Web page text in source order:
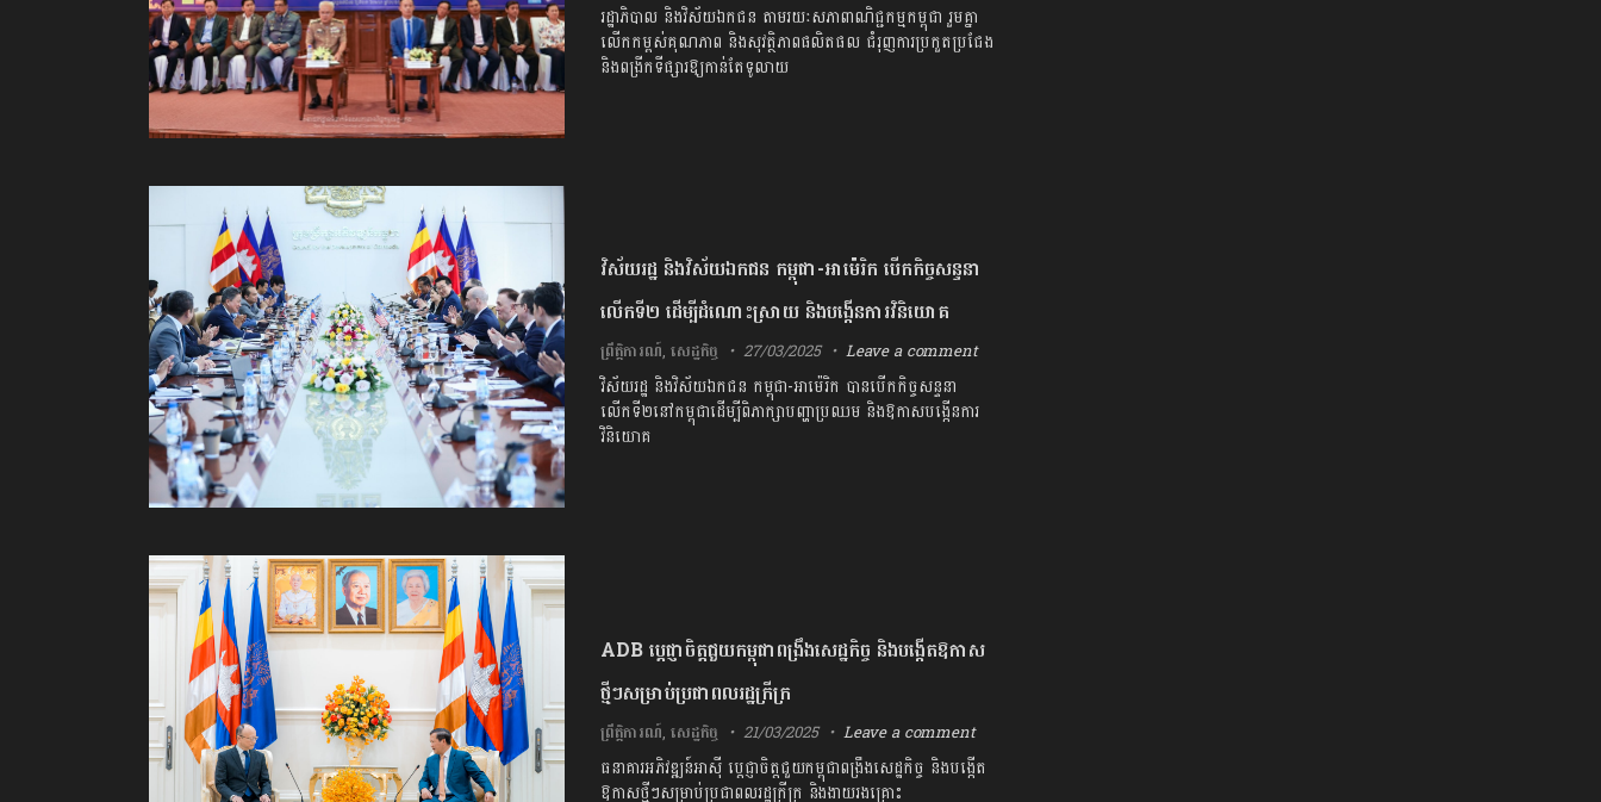
រដ្ឋាភិបាល និងវិស័យឯកជន តាមរយៈសភាពាណិជ្ជកម្មកម្ពុជា រួមគ្នា
លើកកម្ពស់គុណភាព និងសុវត្ថិភាពផលិតផល ជំរុញការប្រកួតប្រជែង
និងពង្រីកទីផ្សារឱ្យកាន់តែទូលាយ
វិស័យរដ្ឋ និងវិស័យឯកជន កម្ពុជា-អាម៉េរិក បើកកិច្ចសន្ទនា
លើកទី២ ដើម្បីដំណោះស្រាយ និងបង្កើនការវិនិយោគ
ព្រឹត្តិការណ៍, សេដ្ឋកិច្ច 27/03/2025 Leave a comment
វិស័យរដ្ឋ និងវិស័យឯកជន កម្ពុជា-អាម៉េរិក បានបើកកិច្ចសន្ទនា
លើកទី២នៅកម្ពុជាដើម្បីពិភាក្សាបញ្ហាប្រឈម និងឱកាសបង្កើនការ
វិនិយោគ
ADB ប្តេជ្ញាចិត្តជួយកម្ពុជាពង្រឹងសេដ្ឋកិច្ច និងបង្កើតឱកាស
ថ្មីៗសម្រាប់ប្រជាពលរដ្ឋក្រីក្រ
ព្រឹត្តិការណ៍, សេដ្ឋកិច្ច 21/03/2025 Leave a comment
ធនាគារអភិវឌ្ឍន៍អាស៊ី ប្តេជ្ញាចិត្តជួយកម្ពុជាពង្រឹងសេដ្ឋកិច្ច និងបង្កើត
ឱកាសថ្មីៗសម្រាប់ប្រជាពលរដ្ឋក្រីក្រ និងងាយរងគ្រោះ